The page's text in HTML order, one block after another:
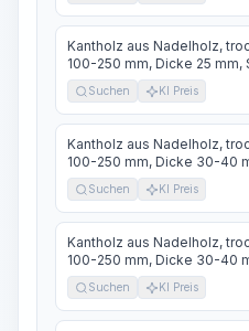
Kantholz aus Nadelholz,
100-250 mm, Dicke 25 mm,
Suchen KI Preis
Kantholz aus Nadelholz,
100-250 mm, Dicke 30-40
Suchen KI Preis
Kantholz aus Nadelholz,
100-250 mm, Dicke 30-40
Suchen KI Preis